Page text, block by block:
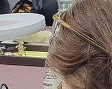
가품소견서
졸업생공간(정보공유)